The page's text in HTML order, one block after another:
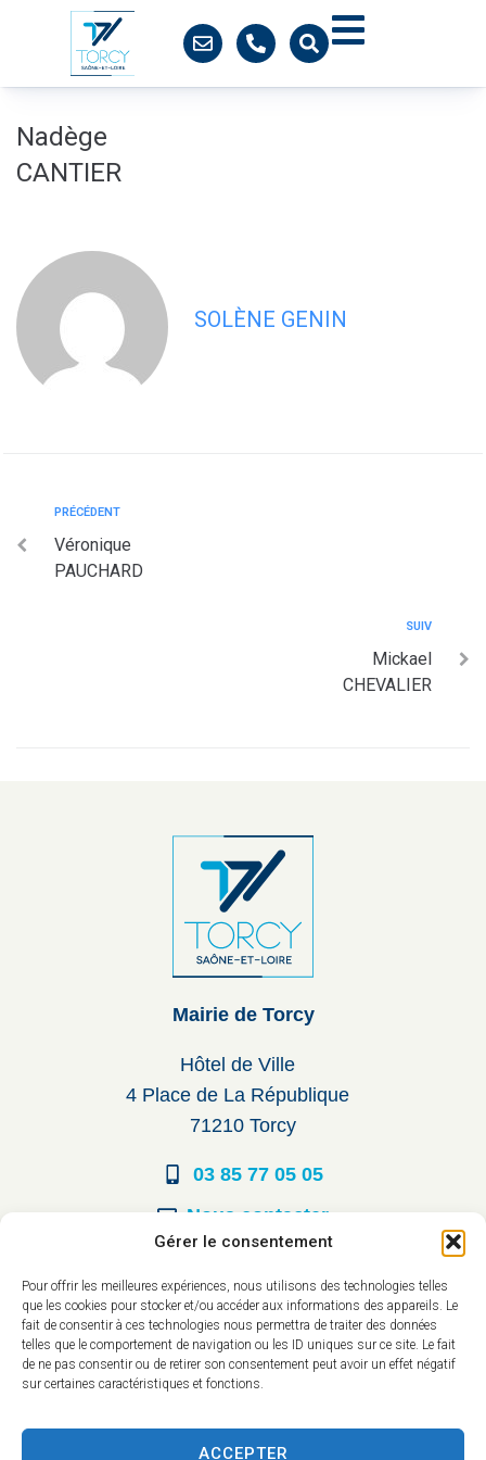
Gérer le consentement
Pour offrir les meilleures expériences, nous utilisons des technologies telles
que les cookies pour stocker et/ou accéder aux informations des appareils. Le
fait de consentir à ces technologies nous permettra de traiter des données
telles que le comportement de navigation ou les ID uniques sur ce site. Le fait
de ne pas consentir ou de retirer son consentement peut avoir un effet négatif
sur certaines caractéristiques et fonctions.
ACCEPTER
Nadège
CANTIER
SOLÈNE GENIN
PRÉCÉDENT
Véronique
PAUCHARD
SUIV
Mickael
CHEVALIER
Mairie de Torcy
Hôtel de Ville
4 Place de La République
71210 Torcy
03 85 77 05 05
Nous contacter
Du lundi au vendredi :
8h30 à 12h00